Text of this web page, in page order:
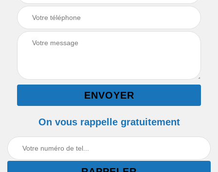
On vous rappelle gratuitement